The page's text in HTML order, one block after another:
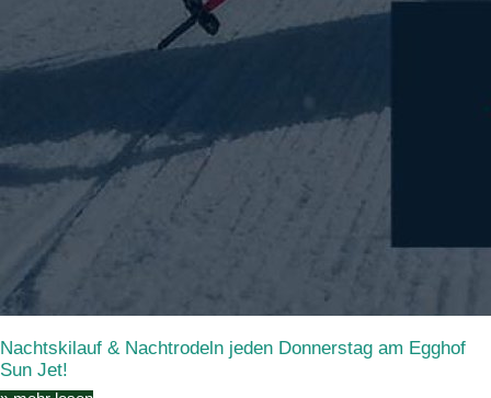
Nachtskilauf & Nachtrodeln jeden Donnerstag am Egghof
Sun Jet!